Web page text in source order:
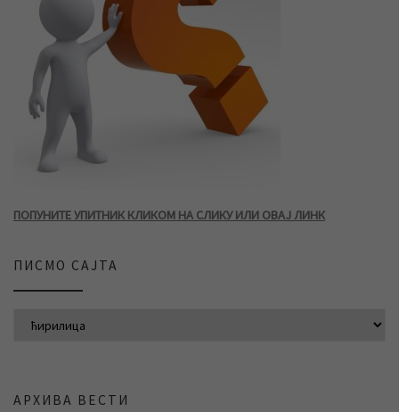
ПОПУНИТЕ УПИТНИК КЛИКОМ НА СЛИКУ ИЛИ ОВАЈ ЛИНК
ПИСМО САЈТА
АРХИВА ВЕСТИ